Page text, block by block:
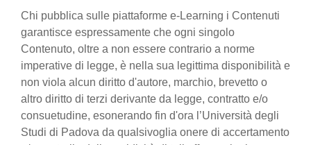
Chi pubblica sulle piattaforme e-Learning i Contenuti
garantisce espressamente che ogni singolo
Contenuto, oltre a non essere contrario a norme
imperative di legge, è nella sua legittima disponibilità e
non viola alcun diritto d'autore, marchio, brevetto o
altro diritto di terzi derivante da legge, contratto e/o
consuetudine, esonerando fin d'ora l’Università degli
Studi di Padova da qualsivoglia onere di accertamento